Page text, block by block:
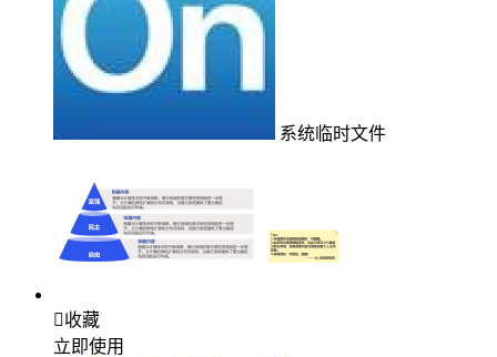
系统临时文件
收藏
立即使用